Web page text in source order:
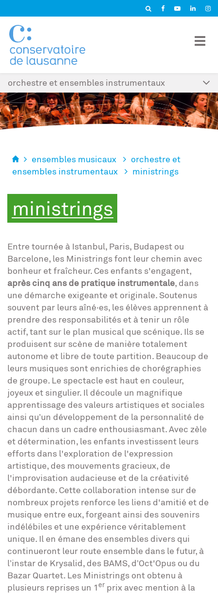
orchestre et ensembles instrumentaux
ensembles musicaux
orchestre et
ensembles instrumentaux
ministrings
ministrings
Entre tournée à Istanbul, Paris, Budapest ou
Barcelone, les Ministrings font leur chemin avec
bonheur et fraîcheur. Ces enfants s'engagent,
après cinq ans de pratique instrumentale, dans
une démarche exigeante et originale. Soutenus
souvent par leurs aîné·es, les élèves apprennent à
prendre des responsabilités et à tenir un rôle
actif, tant sur le plan musical que scénique. Ils se
produisent sur scène de manière totalement
autonome et libre de toute partition. Beaucoup de
leurs musiques sont enrichies de chorégraphies
de groupe. Le spectacle est haut en couleur,
joyeux et singulier. Il découle un magnifique
apprentissage des valeurs artistiques et sociales
ainsi qu’un développement de la personnalité de
chacun dans un cadre enthousiasmant. Avec zèle
et détermination, les enfants investissent leurs
efforts dans l'exploration de l'expression
artistique, des mouvements gracieux, de
l'improvisation audacieuse et de la créativité
débordante. Cette collaboration intense sur de
nombreux projets renforce les liens d'amitié et de
musique entre eux, forgeant ainsi des souvenirs
indélébiles et une expérience véritablement
unique. Il en émane des ensembles divers qui
continueront leur route ensemble dans le futur, à
l’instar de Krysalid, des BAMS, d’Oct'Opus ou du
Bazar Quartet. Les Ministrings ont obtenu à
plusieurs reprises un 1er prix avec mention à la